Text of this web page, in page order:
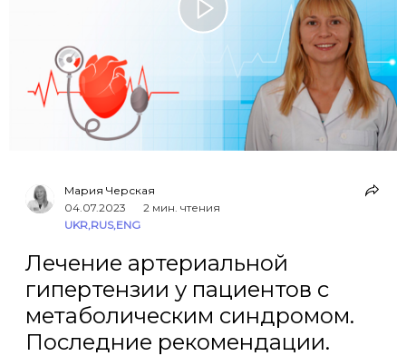
Мария Черская
04.07.2023
2 мин. чтения
UKR,RUS,ENG
Лечение артериальной
гипертензии у пациентов с
метаболическим синдромом.
Последние рекомендации.